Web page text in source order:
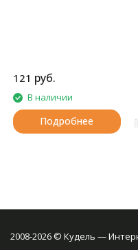
121 руб.
В наличии
Подробнее
2008-2026 © Кудель —